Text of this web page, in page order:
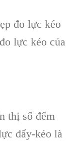
đo lực kéo
lực kéo của
thị số đếm
đẩy-kéo là